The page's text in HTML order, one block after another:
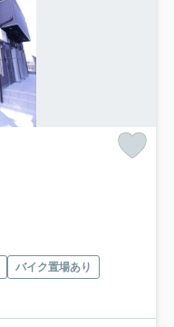
バイク置場あり